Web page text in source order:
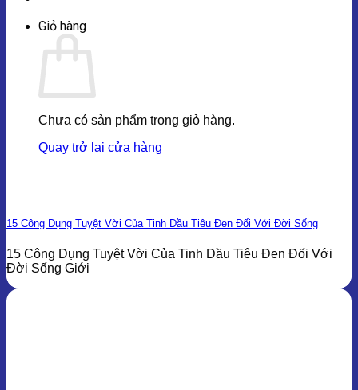
Giỏ hàng
Chưa có sản phẩm trong giỏ hàng.
Quay trở lại cửa hàng
15 Công Dụng Tuyệt Vời Của Tinh Dầu Tiêu Đen Đối Với Đời Sống
15 Công Dụng Tuyệt Vời Của Tinh Dầu Tiêu Đen Đối Với
Đời Sống Giới